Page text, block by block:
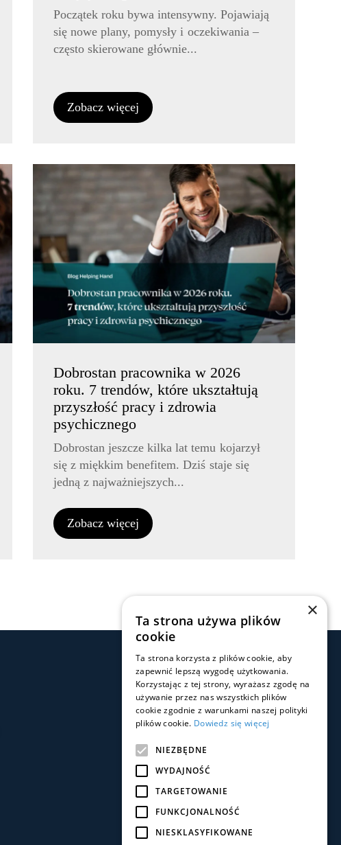
Początek roku bywa intensywny. Pojawiają
się nowe plany, pomysły i oczekiwania –
często skierowane głównie...
Zobacz więcej
Dobrostan pracownika w 2026
roku. 7 trendów, które ukształtują
przyszłość pracy i zdrowia
psychicznego
Dobrostan jeszcze kilka lat temu kojarzył
się z miękkim benefitem. Dziś staje się
jedną z najważniejszych...
Zobacz więcej
Social Media
Pobierz aplikację
×
Ta strona używa plików
cookie
Ta strona korzysta z plików cookie, aby
zapewnić lepszą wygodę użytkowania.
Korzystając z tej strony, wyrażasz zgodę na
używanie przez nas wszystkich plików
cookie zgodnie z warunkami naszej polityki
plików cookie. Dowiedz się więcej
NIEZBĘDNE
WYDAJNOŚĆ
TARGETOWANIE
FUNKCJONALNOŚĆ
NIESKLASYFIKOWANE